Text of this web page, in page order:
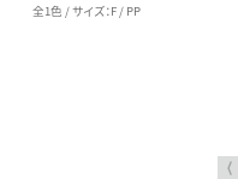
全1色 / サイズ：F / PP
⟨